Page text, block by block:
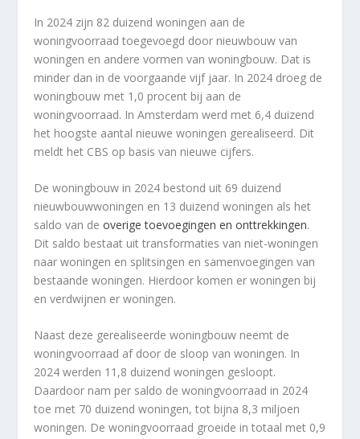
In 2024 zijn 82 duizend woningen aan de
woningvoorraad toegevoegd door nieuwbouw van
woningen en andere vormen van woningbouw. Dat is
minder dan in de voorgaande vijf jaar. In 2024 droeg de
woningbouw met 1,0 procent bij aan de
woningvoorraad. In Amsterdam werd met 6,4 duizend
het hoogste aantal nieuwe woningen gerealiseerd. Dit
meldt het CBS op basis van nieuwe cijfers.
De woningbouw in 2024 bestond uit 69 duizend
nieuwbouwwoningen en 13 duizend woningen als het
saldo van deoverige toevoegingen en onttrekkingen.
Dit saldo bestaat uit transformaties van niet-woningen
naar woningen en splitsingen en samenvoegingen van
bestaande woningen. Hierdoor komen er woningen bij
en verdwijnen er woningen.
Naast deze gerealiseerde woningbouw neemt de
woningvoorraad af door de sloop van woningen. In
2024 werden 11,8 duizend woningen gesloopt.
Daardoor nam per saldo de woningvoorraad in 2024
toe met 70 duizend woningen, tot bijna 8,3 miljoen
woningen. De woningvoorraad groeide in totaal met 0,9